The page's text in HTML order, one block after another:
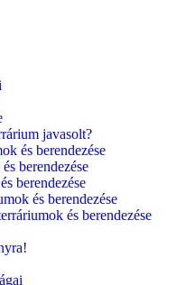
javasolt?
és berendezése
berendezése
berendezése
és berendezése
és berendezése